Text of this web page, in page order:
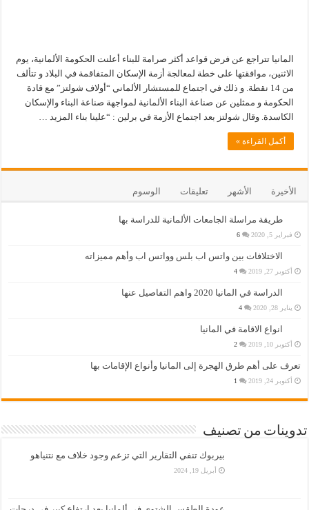
المانيا تتراجع عن فرض قواعد أكثر صرامة للبناء أعلنت الحكومة الألمانية، يوم
الاثنين، موافقتها على خطة لمعالجة أزمة الإسكان المتفاقمة في البلاد و تتألف
من 14 نقطة. و ذلك في اجتماع للمستشار الألماني “أولاف شولتز” مع قادة
الحكومة و ممثلين عن صناعة البناء الألمانية لمواجهة صناعة البناء والإسكان
الكاسدة. وقال شولتز بعد اجتماع الأزمة في برلين : “علينا بناء المزيد …
أكمل القراءة »
الأخيرة الأشهر تعليقات الوسوم
طريقة مراسلة الجامعات الألمانية للدراسة بها
فبراير 5, 2020 6
الاختلافات بين واتس اب بلس وواتس اب وأهم مميزاته
أكتوبر 27, 2019 4
الدراسة في المانيا 2020 واهم التفاصيل عنها
يناير 28, 2020 4
انواع الاقامة في المانيا
أكتوبر 10, 2019 2
تعرف على أهم طرق الهجرة إلى المانيا وأنواع الإقامات بها
أكتوبر 24, 2019 1
تدوينات من تصنيف
بيربوك تنفي التقارير التي تزعم وجود خلاف مع نتنياهو
أبريل 19, 2024